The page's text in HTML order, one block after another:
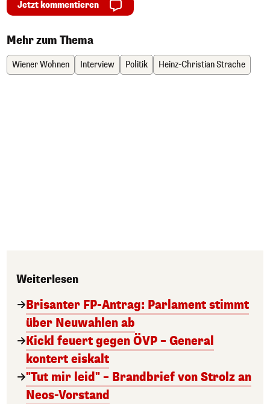
Jetzt kommentieren
Mehr zum Thema
Wiener Wohnen Interview Politik Heinz-Christian Strache
Weiterlesen
Brisanter FP-Antrag: Parlament stimmt
über Neuwahlen ab
Kickl feuert gegen ÖVP – General
kontert eiskalt
"Tut mir leid" – Brandbrief von Strolz an
Neos-Vorstand